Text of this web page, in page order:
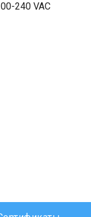
240 VAC